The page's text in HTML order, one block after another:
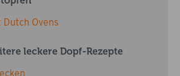
Dutch Ovens
leckere Dopf-Rezepte